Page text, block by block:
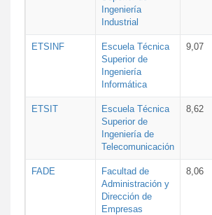
Ingeniería
Industrial
ETSINF
Escuela Técnica
Superior de
Ingeniería
Informática
9,07
ETSIT
Escuela Técnica
Superior de
Ingeniería de
Telecomunicación
8,62
FADE
Facultad de
Administración y
Dirección de
Empresas
8,06